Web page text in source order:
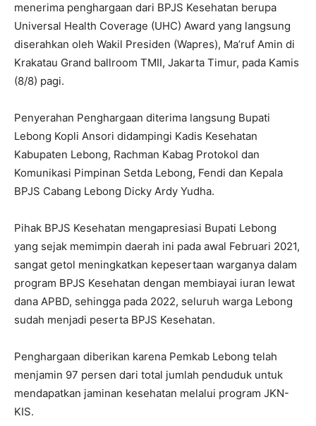
menerima penghargaan dari BPJS Kesehatan berupa
Universal Health Coverage (UHC) Award yang langsung
diserahkan oleh Wakil Presiden (Wapres), Ma’ruf Amin di
Krakatau Grand ballroom TMII, Jakarta Timur, pada Kamis
(8/8) pagi.
Penyerahan Penghargaan diterima langsung Bupati
Lebong Kopli Ansori didampingi Kadis Kesehatan
Kabupaten Lebong, Rachman Kabag Protokol dan
Komunikasi Pimpinan Setda Lebong, Fendi dan Kepala
BPJS Cabang Lebong Dicky Ardy Yudha.
Pihak BPJS Kesehatan mengapresiasi Bupati Lebong
yang sejak memimpin daerah ini pada awal Februari 2021,
sangat getol meningkatkan kepesertaan warganya dalam
program BPJS Kesehatan dengan membiayai iuran lewat
dana APBD, sehingga pada 2022, seluruh warga Lebong
sudah menjadi peserta BPJS Kesehatan.
Penghargaan diberikan karena Pemkab Lebong telah
menjamin 97 persen dari total jumlah penduduk untuk
mendapatkan jaminan kesehatan melalui program JKN-
KIS.